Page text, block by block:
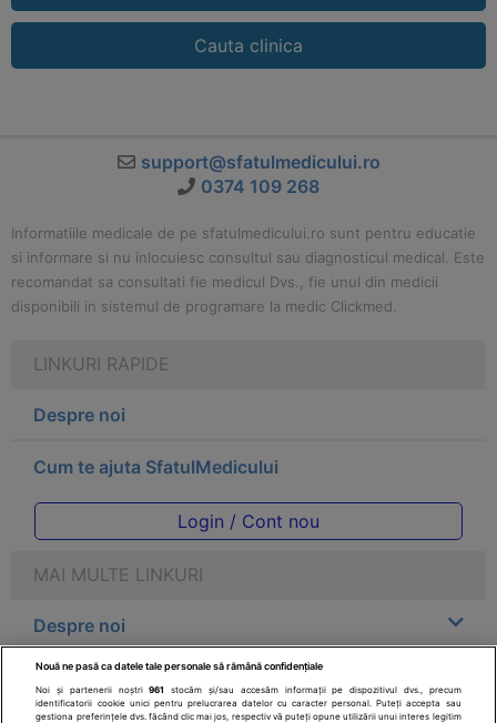
Cauta clinica
support@sfatulmedicului.ro
0374 109 268
Informatiile medicale de pe sfatulmedicului.ro sunt pentru educatie
si informare si nu inlocuiesc consultul sau diagnosticul medical. Este
recomandat sa consultati fie medicul Dvs., fie unul din medicii
disponibili in sistemul de programare la medic Clickmed.
LINKURI RAPIDE
Despre noi
Cum te ajuta SfatulMedicului
Login / Cont nou
MAI MULTE LINKURI
Despre noi
Legal
Nouă ne pasă ca datele tale personale să rămână confidențiale
Noi și partenerii noștri961
stocăm și/sau accesăm informații pe dispozitivul dvs., precum
identificatorii cookie unici pentru prelucrarea datelor cu caracter personal. Puteți accepta sau
gestiona preferințele dvs. făcând clic mai jos, respectiv vă puteți opune utilizării unui interes legitim